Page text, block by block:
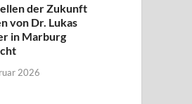
der Zukunft
von Dr. Lukas
in Marburg
2026